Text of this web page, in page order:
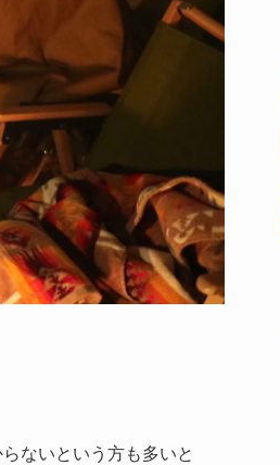
ないという方も多いと